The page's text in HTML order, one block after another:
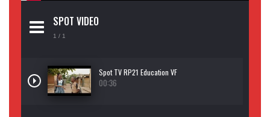
SPOT VIDEO
1 / 1
Spot TV RP21 Education VF
00:36